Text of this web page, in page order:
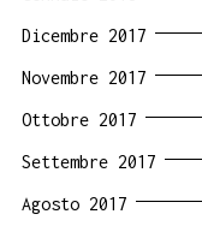
Dicembre 2017
Novembre 2017
Ottobre 2017
Settembre 2017
Agosto 2017